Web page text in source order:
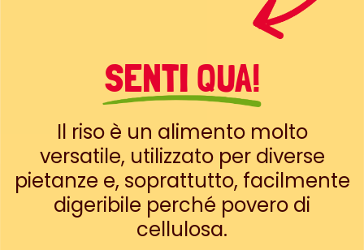
SENTI QUA!
Il riso è un alimento molto
versatile, utilizzato per diverse
pietanze e, soprattutto, facilmente
digeribile perché povero di
cellulosa.